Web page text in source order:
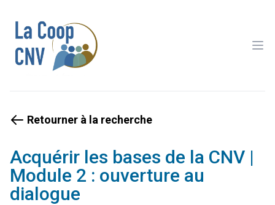
Retourner à la recherche
Acquérir les bases de la CNV |
Module 2 : ouverture au
dialogue